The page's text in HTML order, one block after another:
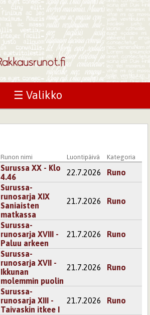
☰ Valikko
Runon nimi Luontipäivä Kategoria
Surussa XX - Klo
4.46
22.7.2026 Runo
Surussa-
runosarja XIX
Saniaisten
matkassa
21.7.2026 Runo
Surussa-
runosarja XVIII -
Paluu arkeen
21.7.2026 Runo
Surussa-
runosarja XVII -
Ikkunan
molemmin puolin
21.7.2026 Runo
Surussa-
runosarja XIII -
Taivaskin itkee I
21.7.2026 Runo